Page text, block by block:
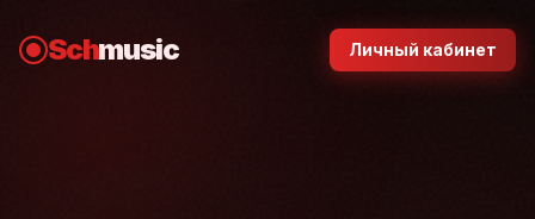
Schmusic Личный кабинет